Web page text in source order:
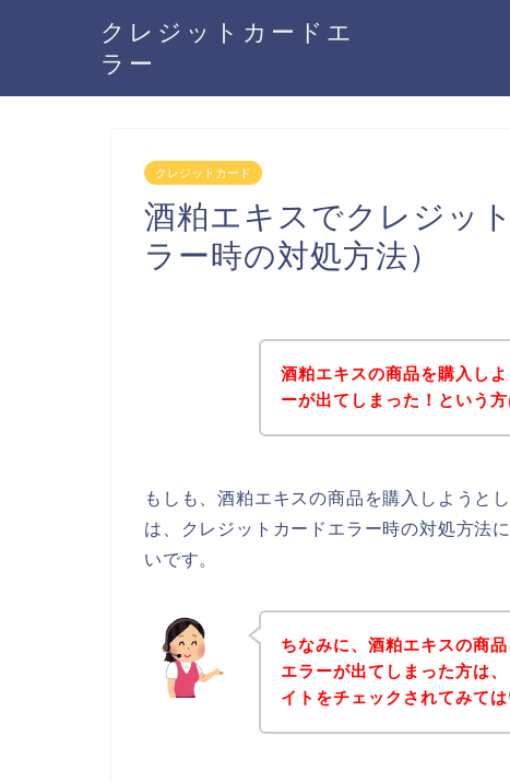
クレジットカードエ
ラー
クレジットカード
酒粕エキスでクレジッ
ラー時の対処方法）
酒粕エキスの商品を購入し
ーが出てしまった！という
もしも、酒粕エキスの商品を購入しようと
は、クレジットカードエラー時の対処方法
いです。
ちなみに、酒粕エキスの商
エラーが出てしまった方は
イトをチェックされてみて